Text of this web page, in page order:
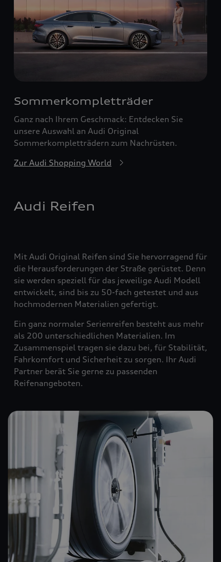
Sommerkompletträder
Ganz nach Ihrem Geschmack: Entdecken Sie
unsere Auswahl an Audi Original
Sommerkompletträdern zum Nachrüsten.
Zur Audi Shopping World
Audi Reifen
Mit Audi Original Reifen sind Sie hervorragend für
die Herausforderungen der Straße gerüstet. Denn
sie werden speziell für das jeweilige Audi Modell
entwickelt, sind bis zu 50-fach getestet und aus
hochmodernen Materialien gefertigt.
Ein ganz normaler Serienreifen besteht aus mehr
als 200 unterschiedlichen Materialien. Im
Zusammenspiel tragen sie dazu bei, für Stabilität,
Fahrkomfort und Sicherheit zu sorgen. Ihr Audi
Partner berät Sie gerne zu passenden
Reifenangeboten.